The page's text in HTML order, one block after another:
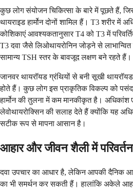
कुछ लोग संयोजन चिकित्सा के बारे में पूछते हैं,
थायराइड हार्मोन दोनों शामिल हैं। T3 शरीर
कोशिकाएं आवश्यकतानुसार T4 को T3 में
T3 दवा जैसे लिओथायरोनिन जोड़ने से
सामान्य TSH स्तर के बावजूद लक्षण बने रहते हैं।
जानवर थायरॉयड ग्रंथियों से बनी सूखी
होते हैं। कुछ लोग इस प्राकृतिक विकल्प को
हार्मोन की तुलना में कम मानकीकृत है। अधिकांश
लेवोथायरोक्सिन की सलाह देते हैं क्योंकि यह
सटीक रूप से मापना आसान है।
आहार और जीवन शैली में
दवा उपचार का आधार है, लेकिन आपकी दैनिक
का भी समर्थन कर सकती हैं। हालांकि अकेले